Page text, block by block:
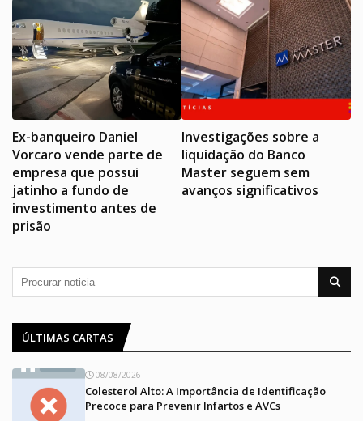
Ex-banqueiro Daniel
Vorcaro vende parte de
empresa que possui
jatinho a fundo de
investimento antes de
prisão
Investigações sobre a
liquidação do Banco
Master seguem sem
avanços significativos
ÚLTIMAS CARTAS
08/08/2026
Colesterol Alto: A Importância de Identificação
Precoce para Prevenir Infartos e AVCs